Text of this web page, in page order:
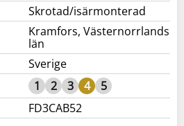
Skrotad/isärmonterad
Kramfors, Västernorrlands
län
Sverige
1 2 3 4
5
FD3CAB52